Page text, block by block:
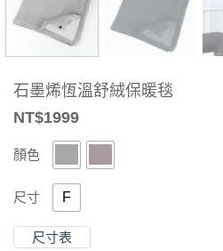
石墨烯恆溫舒絨保暖毯
NT$1999
顏色
尺寸 F
尺寸表